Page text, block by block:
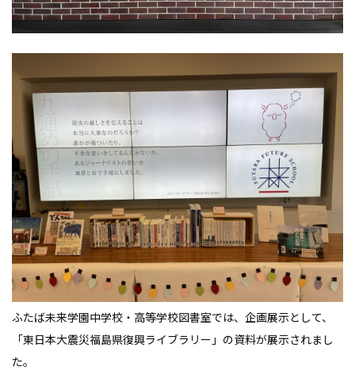
ふたば未来学園中学校・高等学校図書室では、企画展示として、
「東日本大震災福島県復興ライブラリー」の資料が展示されまし
た。